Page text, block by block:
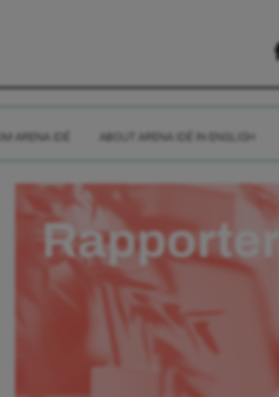
OM ARENA IDÉ ABOUT ARENA IDÉ IN ENGLISH
Rapporter